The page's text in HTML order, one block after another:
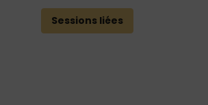
Sessions liées